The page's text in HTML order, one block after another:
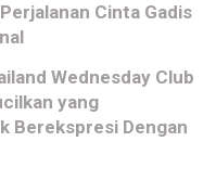
Cinta Gadis
Wednesday Club
yang
Berekspresi Dengan